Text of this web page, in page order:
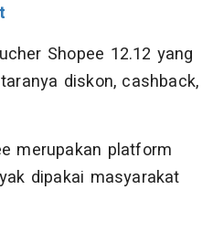
Shopee 12.12 yang
diskon, cashback,
merupakan platform
dipakai masyarakat